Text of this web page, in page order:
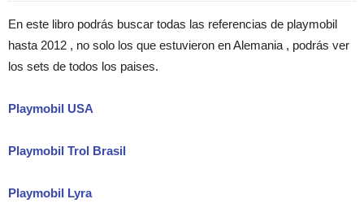
En este libro podrás buscar todas las referencias de playmobil
hasta 2012 , no solo los que estuvieron en Alemania , podrás ver
los sets de todos los paises.
Playmobil USA
Playmobil Trol Brasil
Playmobil Lyra